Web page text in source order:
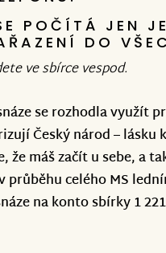
pro sportovce s DS
dárcům!
POČÍTÁ JEN
DO
ve sbírce vespod.
se rozhodla využít
Český národ – lásku
že máš začít u sebe, a
celého MS
na konto sbírky 1